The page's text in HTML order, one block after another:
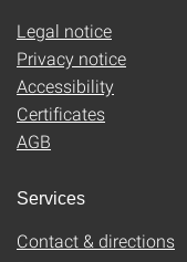
Legal notice
Privacy notice
Accessibility
Certificates
AGB
Services
Contact & directions